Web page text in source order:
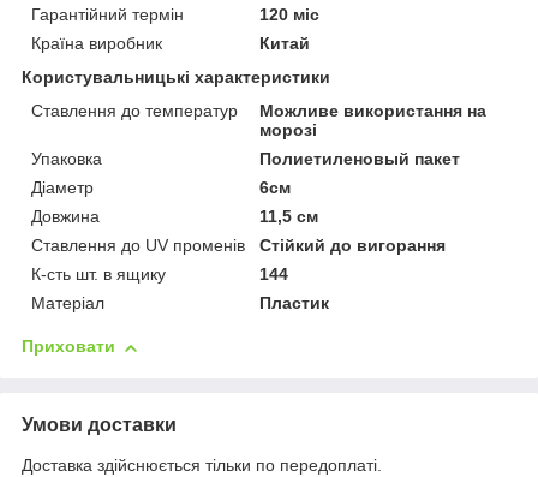
Гарантійний термін
120 міс
Країна виробник
Китай
Користувальницькі характеристики
Ставлення до температур
Можливе використання на
морозі
Упаковка
Полиетиленовый пакет
Діаметр
6см
Довжина
11,5 см
Ставлення до UV променів
Стійкий до вигорання
К-сть шт. в ящику
144
Матеріал
Пластик
Приховати
Умови доставки
Доставка здійснюється тільки по передоплаті.